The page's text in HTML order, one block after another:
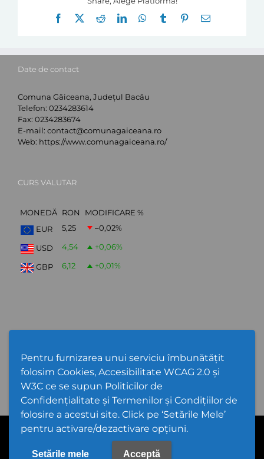
Pentru furnizarea unui serviciu îmbunătățit
folosim Cookies, Accesibilitate WCAG 2.0 și
W3C ce se supun Politicilor de
Confidențialitate și Termenilor și Condițiilor de
folosire a acestui site. Click pe ‘Setările Mele’
pentru activare/dezactivare opțiuni.
Setările mele Acceptă
Facebook
RedditLinkedInWhatsApp
Tumblr Pinterest
E-
Date de contact
Comuna Găiceana, Județul Bacău
Telefon: 0234283614
Fax: 0234283674
E-mail: contact@comunagaiceana.ro
Web: https://www.comunagaiceana.ro/
CURS VALUTAR
MONEDĂ RON
MODIFICARE %
EUR
5,25 –0,02%
USD 4,54 +0,06%
GBP 6,12 +0,01%
PPW @ 2026 |Hartă Website|Setări Cookies și Accesibilitate
Politică de utilizare Cookies|Politică de confidențialitate site
Termeni și condiții de utilizare a site-ului